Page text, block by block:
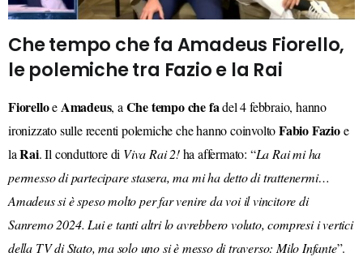
Che tempo che fa Amadeus Fiorello,
le polemiche tra Fazio e la Rai
FiorelloeAmadeus, aChe tempo che fadel 4 febbraio, hanno
ironizzato sulle recenti polemiche che hanno coinvoltoFabio Fazioe
laRai. Il conduttore di Viva Rai 2!ha affermato: “La Rai mi ha
permesso di partecipare stasera, ma mi ha detto di trattenermi…
Amadeussi è speso molto per far venire da voi il vincitore di
Sanremo 2024.Lui e tanti altri lo avrebbero voluto, compresi i vertici
della TV di Stato, ma solo uno si è messo di traverso: Milo Infante”.